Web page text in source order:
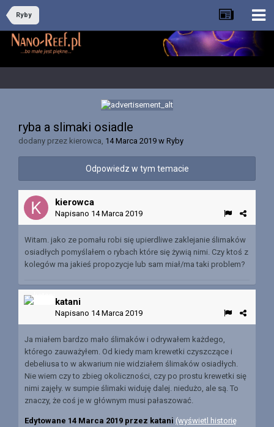
Ryby
ryba a slimaki osiadle
dodany przez kierowca 14 Marca 2019 w Ryby
Odpowiedz w tym temacie
kierowca
Napisano 14 Marca 2019
Witam. jako ze pomału robi się upierdliwe zaklejanie ślimaków
osiadłych pomyślałem o rybach które się żywią nimi. Czy ktoś z
kolegów ma jakieś propozycje lub sam miał/ma taki problem?
katani
Napisano 14 Marca 2019
Ja miałem bardzo mało ślimaków i odrywałem każdego,
którego zauważyłem. Od kiedy mam krewetki czyszczące i
debeliusa to w akwarium nie widziałem ślimaków osiadłych.
Nie wiem czy to zbieg okoliczności, czy po prostu krewetki się
nimi zajęły. w sumpie ślimaki widuję dalej. niedużo, ale są. To
znaczy, że coś je w głównym musi pałaszować.
Edytowane 14 Marca 2019 przez katani (wyświetl historię